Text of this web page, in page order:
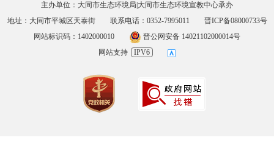
主办单位：大同市生态环境局|大同市生态环境宣教中心承办
地址：大同市平城区天泰街
联系电话：0352-7995011
晋ICP备08000733号
网站标识码：1402000010
晋公网安备 14021102000014号
网站支持
IPV6